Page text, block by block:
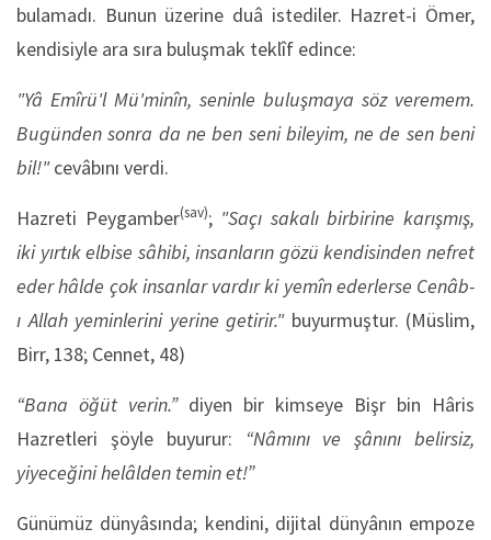
bulamadı. Bunun üzerine duâ istediler. Hazret-i Ömer,
kendisiyle ara sıra buluşmak teklîf edince:
"Yâ Emîrü'l Mü'minîn, seninle buluşmaya söz veremem.
Bugünden sonra da ne ben seni bileyim, ne de sen beni
bil!"cevâbını verdi.
Hazreti Peygamber(sav); "Saçı sakalı birbirine karışmış,
iki yırtık elbise sâhibi, insanların gözü kendisinden nefret
eder hâlde çok insanlar vardır ki yemîn ederlerse Cenâb-
ı Allah yeminlerini yerine getirir." buyurmuştur. (Müslim,
Birr, 138; Cennet, 48)
“Bana öğüt verin.”diyen bir kimseye Bişr bin Hâris
Hazretleri şöyle buyurur:
“Nâmını ve şânını belirsiz,
yiyeceğini helâlden temin et!”
Günümüz dünyâsında; kendini, dijital dünyânın empoze